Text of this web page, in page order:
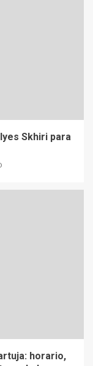
Skhiri para
horario,